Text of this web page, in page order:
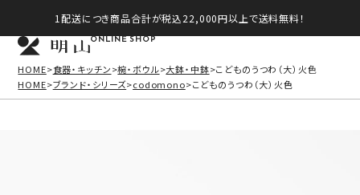
1配送につき商品合計が税込22,000円以上で送料無料！
ONLINE SHOP
HOME 食器・キッチン 椀・ボウル 大鉢・中鉢 こどものうつわ（大）火色
HOME ブランド・シリーズ codomono こどものうつわ（大）火色